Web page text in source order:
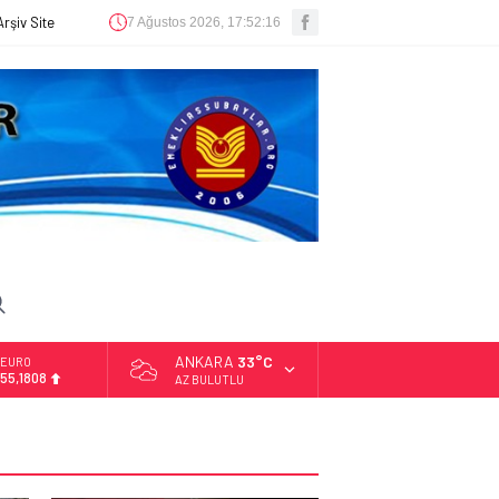
Site 7 Ağustos 2026, 17:52:17
ALTIN
6.662,82
DOLAR
ANKARA 33°C
AZ BULUTLU